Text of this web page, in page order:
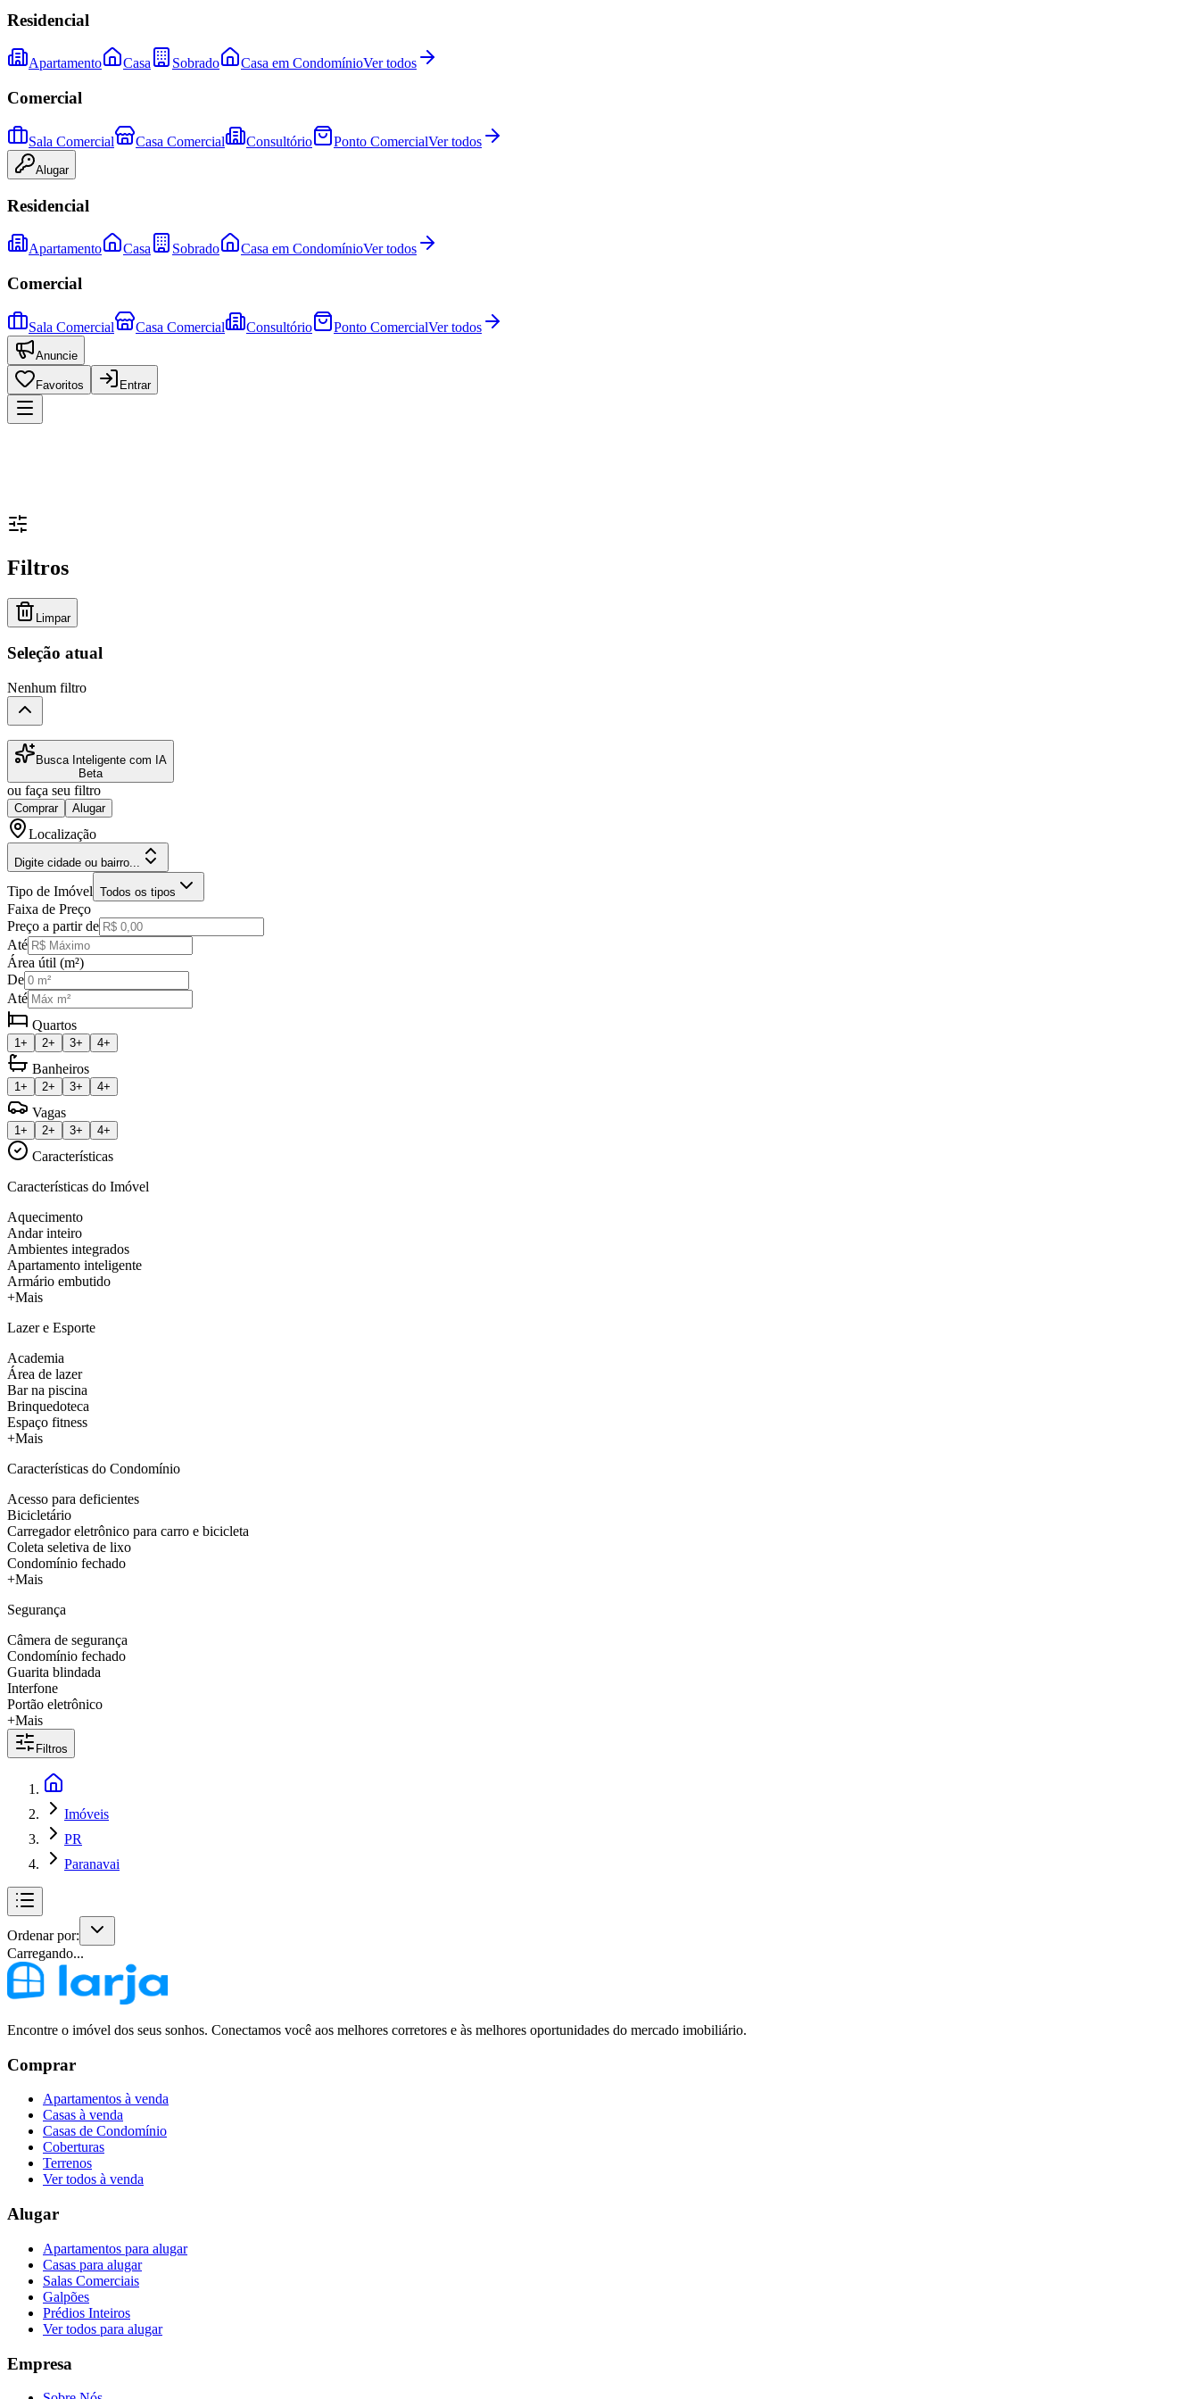
Residencial
Apartamento Casa Sobrado Casa em CondomínioVer todos
Comercial
Sala Comercial Casa Comercial Consultório Ponto ComercialVer todos
Alugar
Residencial
Apartamento Casa Sobrado Casa em CondomínioVer todos
Comercial
Sala Comercial Casa Comercial Consultório Ponto ComercialVer todos
Anuncie
Favoritos Entrar
Filtros
Limpar
Seleção atual
Nenhum filtro
Busca Inteligente com IA
Beta
ou faça seu filtro
Comprar Alugar
Localização
Digite cidade ou bairro...
Tipo de Imóvel Todos os tipos
Faixa de Preço
Preço a partir de
Até
Área útil (m²)
De
Até
Quartos
1+ 2+ 3+ 4+
Banheiros
1+ 2+ 3+ 4+
Vagas
1+ 2+ 3+ 4+
Características
Características do Imóvel
Aquecimento
Andar inteiro
Ambientes integrados
Apartamento inteligente
Armário embutido
+Mais
Lazer e Esporte
Academia
Área de lazer
Bar na piscina
Brinquedoteca
Espaço fitness
+Mais
Características do Condomínio
Acesso para deficientes
Bicicletário
Carregador eletrônico para carro e bicicleta
Coleta seletiva de lixo
Condomínio fechado
+Mais
Segurança
Câmera de segurança
Condomínio fechado
Guarita blindada
Interfone
Portão eletrônico
+Mais
Filtros
Imóveis
PR
Paranavai
Ordenar por:
Carregando...
Encontre o imóvel dos seus sonhos. Conectamos você aos melhores corretores e às melhores oportunidades do mercado imobiliário.
Comprar
Apartamentos à venda
Casas à venda
Casas de Condomínio
Coberturas
Terrenos
Ver todos à venda
Alugar
Apartamentos para alugar
Casas para alugar
Salas Comerciais
Galpões
Prédios Inteiros
Ver todos para alugar
Empresa